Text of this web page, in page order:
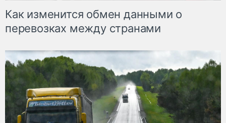
Как изменится обмен данными о
перевозках между странами